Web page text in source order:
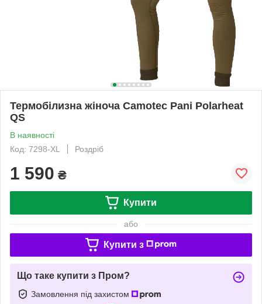
Термобілизна жіноча Camotec Pani Polarheat
QS
В наявності
Код: 7298-XL
Роздріб
1 590 ₴
Купити
або
Купити з
Що таке купити з Пром?
Замовлення під захистом